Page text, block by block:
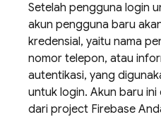
Setelah pengguna login
akun pengguna baru
kredensial, yaitu nama
nomor telepon, atau
autentikasi, yang
untuk login. Akun baru
dari project Firebase